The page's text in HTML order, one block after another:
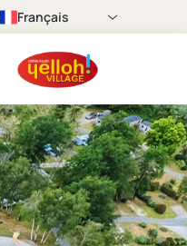
Français